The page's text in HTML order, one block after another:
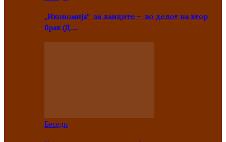
„Икономија“ за лаиците – во делот на втор
брак (Д….
Беседи